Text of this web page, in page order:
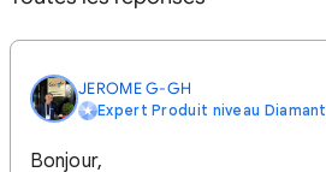
JEROME G-GH
Expert Produit niveau Diamant
Bonjour,